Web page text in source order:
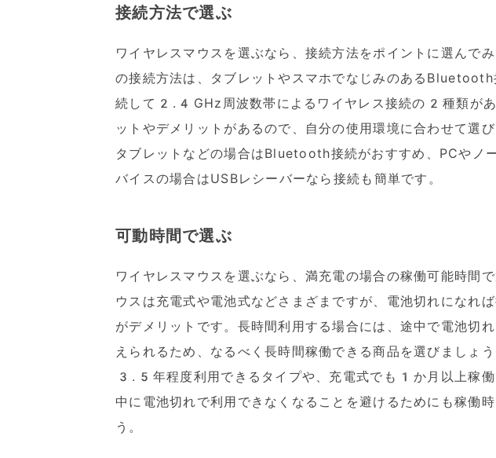
接続方法で選ぶ
ワイヤレスマウスを選ぶなら、接続方法をポイントに選んで
の接続方法は、タブレットやスマホでなじみのある
続して2.4GHz周波数帯によるワイヤレス接続の2種類があ
ットやデメリットがあるので、自分の使用環境に合わせて選
タブレットなどの場合はBluetooth接続がおすすめ、PCやノ
バイスの場合はUSBレシーバーなら接続も簡単です。
可動時間で選ぶ
ワイヤレスマウスを選ぶなら、満充電の場合の稼働可能時間
ウスは充電式や電池式などさまざまですが、電池切れになれ
がデメリットです。長時間利用する場合には、途中で電池切
えられるため、なるべく長時間稼働できる商品を選びましょ
3.5年程度利用できるタイプや、充電式でも1か月以上稼働
中に電池切れで利用できなくなることを避けるためにも稼働
う。